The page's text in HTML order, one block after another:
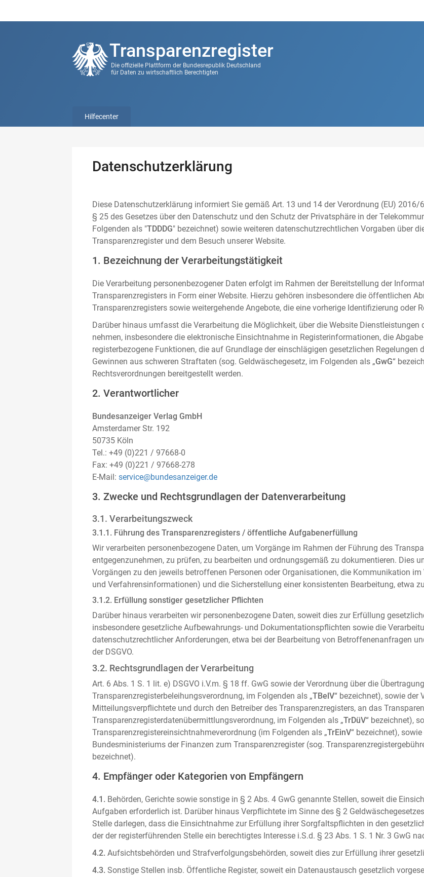
Transparenzregister
Die offizielle Plattform der Bundesrepublik Deutschland
für Daten zu wirtschaftlich Berechtigten
Hilfecenter
Datenschutzerklärung
Diese Datenschutzerklärung informiert Sie gemäß Art. 13 und 14 der Verordnung (EU) 2016/
§ 25 des Gesetzes über den Datenschutz und den Schutz der Privatsphäre in der
Folgenden als "TDDDG" bezeichnet) sowie weiteren datenschutzrechtlichen Vorgaben über
Transparenzregister und dem Besuch unserer Website.
1. Bezeichnung der Verarbeitungstätigkeit
Die Verarbeitung personenbezogener Daten erfolgt im Rahmen der Bereitstellung der
Transparenzregisters in Form einer Website. Hierzu gehören insbesondere die öffentlichen
Transparenzregisters sowie weitergehende Angebote, die eine vorherige Identifizierung oder
Darüber hinaus umfasst die Verarbeitung die Möglichkeit, über die Website Dienstleistungen
nehmen, insbesondere die elektronische Einsichtnahme in Registerinformationen, die
registerbezogene Funktionen, die auf Grundlage der einschlägigen gesetzlichen Regelungen
Gewinnen aus schweren Straftaten (sog. Geldwäschegesetz, im Folgenden als „GwG“
Rechtsverordnungen bereitgestellt werden.
2. Verantwortlicher
Bundesanzeiger Verlag GmbH
Amsterdamer Str. 192
50735 Köln
Tel.: +49 (0)221 / 97668-0
Fax: +49 (0)221 / 97668-278
E-Mail: service@bundesanzeiger.de
3. Zwecke und Rechtsgrundlagen der Datenverarbeitung
3.1. Verarbeitungszweck
3.1.1. Führung des Transparenzregisters / öffentliche Aufgabenerfüllung
Wir verarbeiten personenbezogene Daten, um Vorgänge im Rahmen der Führung des
entgegenzunehmen, zu prüfen, zu bearbeiten und ordnungsgemäß zu dokumentieren. Dies
Vorgängen zu den jeweils betroffenen Personen oder Organisationen, die Kommunikation
und Verfahrensinformationen) und die Sicherstellung einer konsistenten Bearbeitung, etwa
3.1.2. Erfüllung sonstiger gesetzlicher Pflichten
Darüber hinaus verarbeiten wir personenbezogene Daten, soweit dies zur Erfüllung
insbesondere gesetzliche Aufbewahrungs- und Dokumentationspflichten sowie die
datenschutzrechtlicher Anforderungen, etwa bei der Bearbeitung von Betroffenenanfragen
der DSGVO.
3.2. Rechtsgrundlagen der Verarbeitung
Art. 6 Abs. 1 S. 1 lit. e) DSGVO i.V.m. § 18 ff. GwG sowie der Verordnung über die
Transparenzregisterbeleihungsverordnung, im Folgenden als „TBelV“ bezeichnet), sowie der
Mitteilungsverpflichtete und durch den Betreiber des Transparenzregisters, an das
Transparenzregisterdatenübermittlungsverordnung, im Folgenden als „TrDüV“ bezeichnet),
Transparenzregistereinsichtnahmeverordnung (im Folgenden als „TrEinV“ bezeichnet),
Bundesministeriums der Finanzen zum Transparenzregister (sog.
bezeichnet).
4. Empfänger oder Kategorien von Empfängern
4.1. Behörden, Gerichte sowie sonstige in § 2 Abs. 4 GwG genannte Stellen, soweit die
Aufgaben erforderlich ist. Darüber hinaus Verpflichtete im Sinne des § 2
Stelle darlegen, dass die Einsichtnahme zur Erfüllung ihrer Sorgfaltspflichten in den
der der registerführenden Stelle ein berechtigtes Interesse i.S.d. § 23 Abs. 1 S. 1 Nr. 3 GwG
4.2. Aufsichtsbehörden und Strafverfolgungsbehörden, soweit dies zur Erfüllung ihrer
4.3. Sonstige Stellen insb. Öffentliche Register, soweit ein Datenaustausch gesetzlich